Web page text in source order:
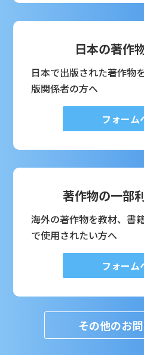
日本の著作
日本で出版された著作物
版関係者の方へ
フォーム
著作物の一部
海外の著作物を教材、書
で使用されたい方へ
フォーム
その他のお